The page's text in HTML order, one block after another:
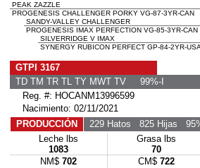
PEAK ZAZZLE
PROGENESIS CHALLENGER PORKY VG-87-3YR-CAN
SANDY-VALLEY CHALLENGER
PROGENESIS IMAX PERFECTION VG-85-3YR-CAN
SILVERRIDGE V IMAX
SYNERGY RUBICON PERFECT GP-84-2YR-
GTPI 3167
TD TM TR TL TY MWT TV 99%-I
Reg. #: HOCANM13996599
Nacimiento: 02/11/2021
PRODUCCIÓN
229 Hatos 825 Hijas
Leche lbs
1083
Grasa lbs
70
NM$ 702 CM$ 722